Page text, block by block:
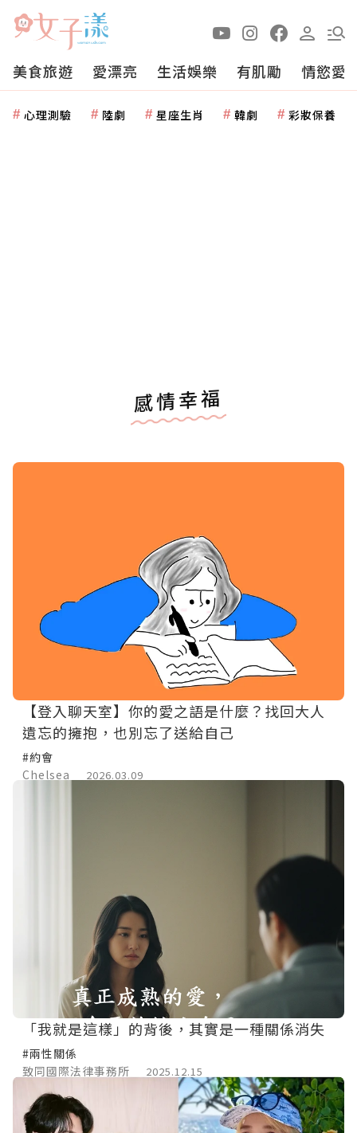
美食旅遊 愛漂亮 生活娛樂 有肌勵 情慾愛
心理測驗 陸劇 星座生肖 韓劇 彩妝保養
感情幸福
【登入聊天室】你的愛之語是什麼？找回大人
遺忘的擁抱，也別忘了送給自己
#約會
Chelsea
2026.03.09
「我就是這樣」的背後，其實是一種關係消失
#兩性關係
致同國際法律事務所
2025.12.15